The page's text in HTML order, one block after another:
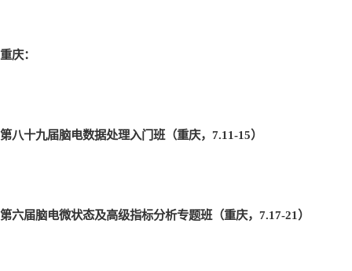
重庆：
第八十九届脑电数据处理入门班（重庆，7.11-15）
第六届脑电微状态及高级指标分析专题班（重庆，7.17-21 ）